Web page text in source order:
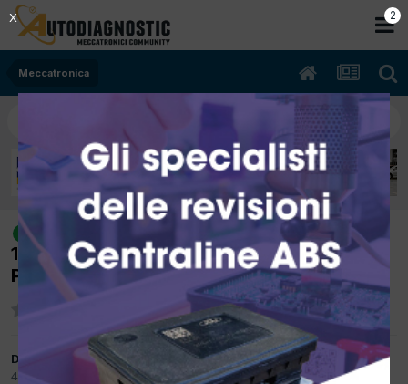
Meccatronica
risolto
[Audi A3 8P 01/2008 1968cc BMN
125Kw Diesel] Spenta in marcia,non riparte
P1040,P2146
Da piter
4 Ottobre 2017
in Meccatronica
2
X